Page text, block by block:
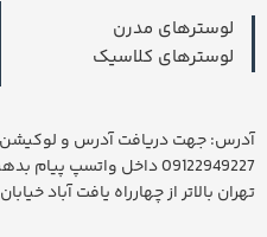
لوسترهای مدرن
لوسترهای کلاسیک
آدرس: جهت دریافت آدرس و لوکیشن
09122949227 داخل واتسپ پیام بدهید.
تهران بالاتر از چهارراه یافت آباد